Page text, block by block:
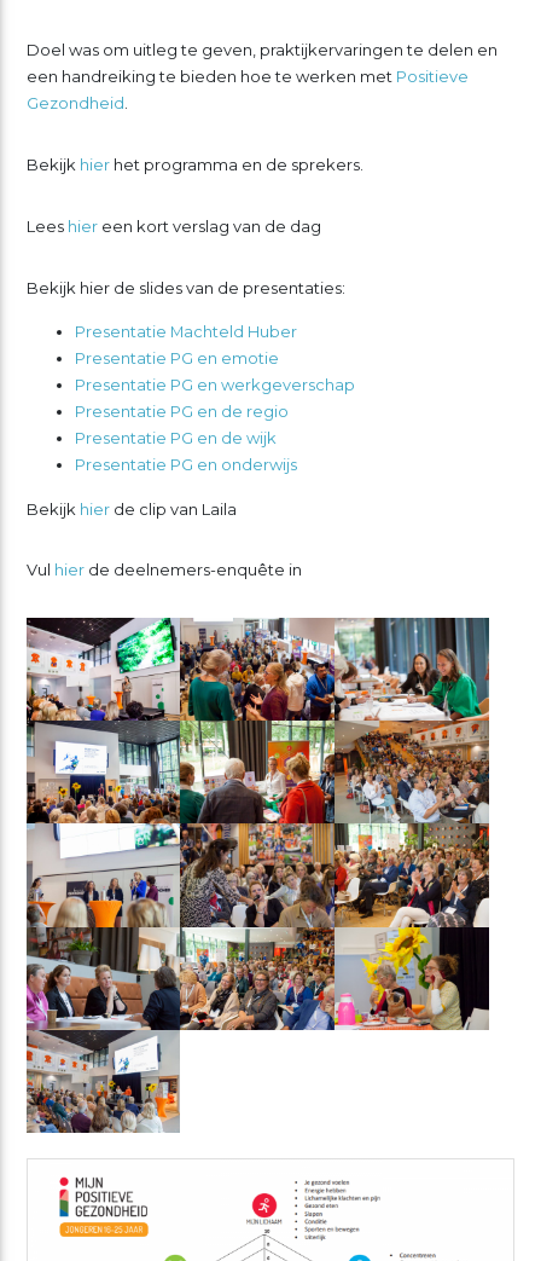
Doel was om uitleg te geven, praktijkervaringen te delen en
een handreiking te bieden hoe te werken met Positieve
Gezondheid.
Bekijk hierhet programma en de sprekers.
Lees hiereen kort verslag van de dag
Bekijk hier de slides van de presentaties:
Presentatie Machteld Huber
Presentatie PG en emotie
Presentatie PG en werkgeverschap
Presentatie PG en de regio
Presentatie PG en de wijk
Presentatie PG en onderwijs
Bekijk hierde clip van Laila
Vul hierde deelnemers-enquête in